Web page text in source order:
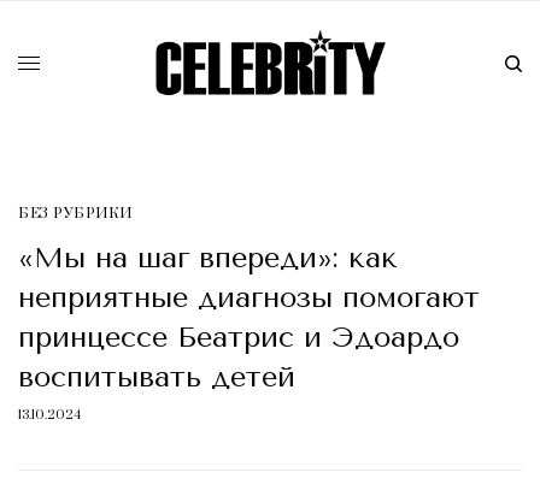
БЕЗ РУБРИКИ
«Мы на шаг впереди»: как
неприятные диагнозы помогают
принцессе Беатрис и Эдоардо
воспитывать детей
13.10.2024